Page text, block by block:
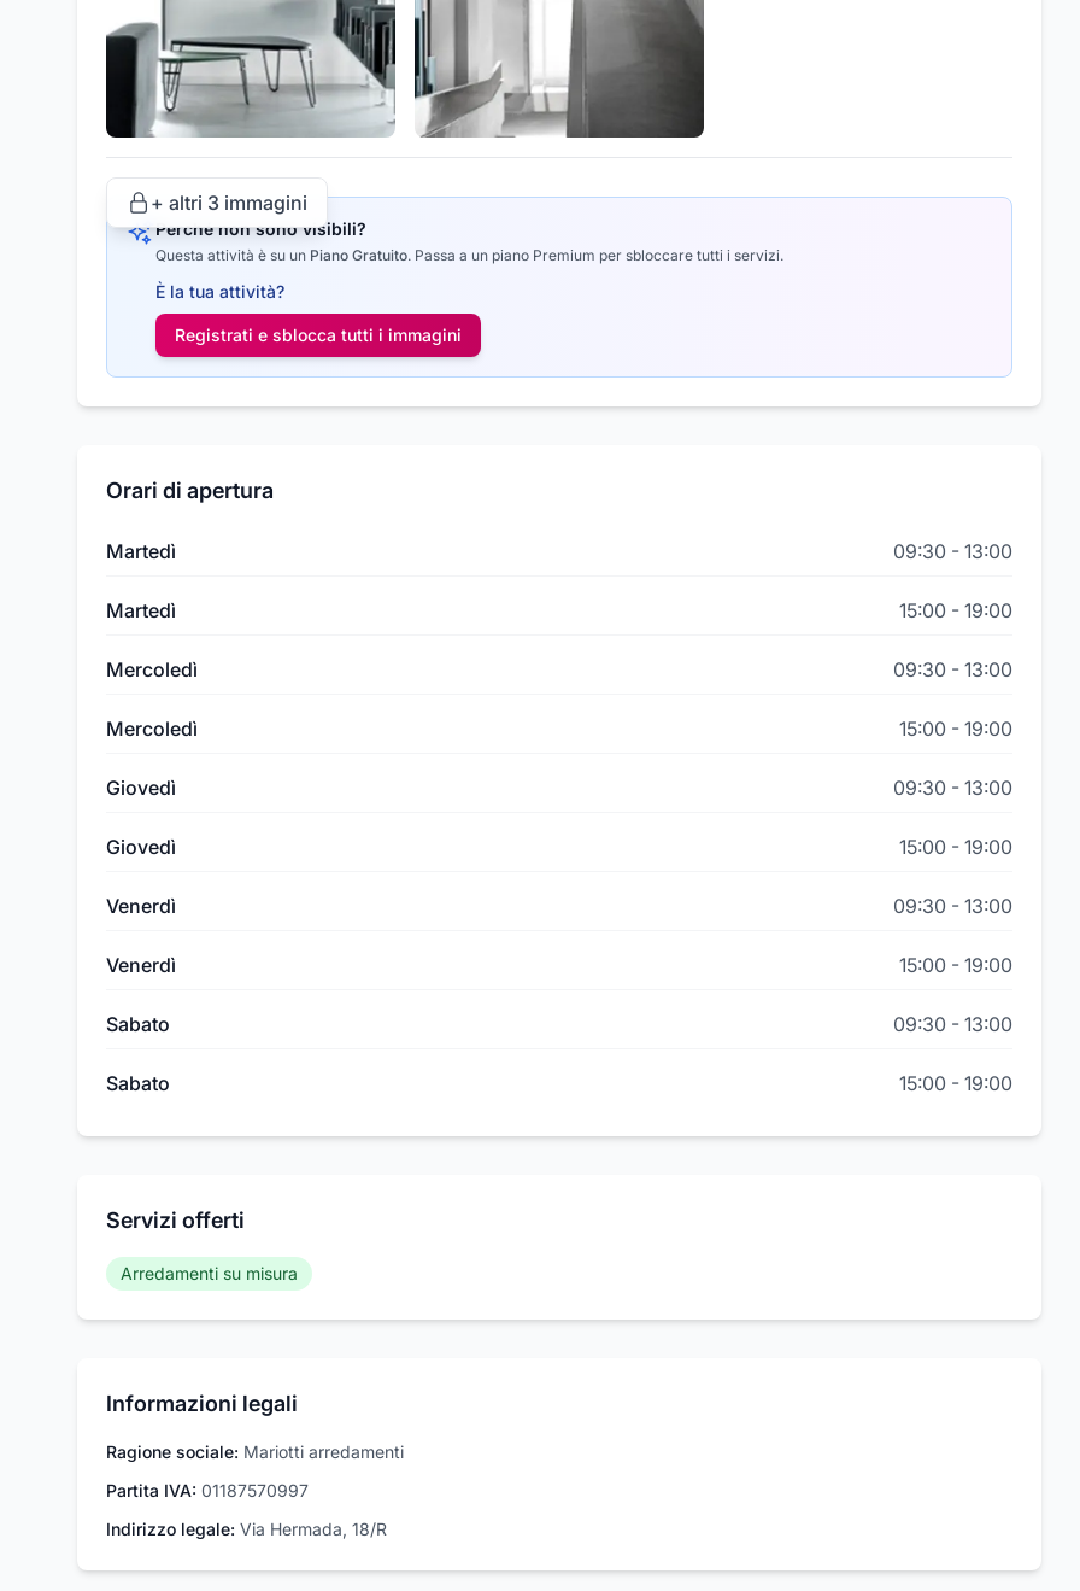
+ altri 3 immagini
Perché non sono visibili?
Questa attività è su un Piano Gratuito. Passa a un piano Premium per sbloccare tutti i servizi.
È la tua attività?
Registrati e sblocca tutti i immagini
Orari di apertura
Martedì 09:30 - 13:00
Martedì 15:00 - 19:00
Mercoledì 09:30 - 13:00
Mercoledì 15:00 - 19:00
Giovedì 09:30 - 13:00
Giovedì 15:00 - 19:00
Venerdì 09:30 - 13:00
Venerdì 15:00 - 19:00
Sabato 09:30 - 13:00
Sabato 15:00 - 19:00
Servizi offerti
Arredamenti su misura
Informazioni legali
Ragione sociale: Mariotti arredamenti
Partita IVA: 01187570997
Indirizzo legale: Via Hermada, 18/R